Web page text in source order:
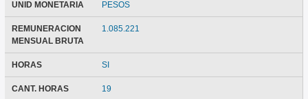
UNID MONETARIA PESOS
REMUNERACION
MENSUAL BRUTA
1.085.221
HORAS SI
CANT. HORAS 19